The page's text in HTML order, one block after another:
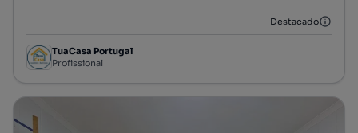
Destacado
TuaCasa Portugal
Profissional